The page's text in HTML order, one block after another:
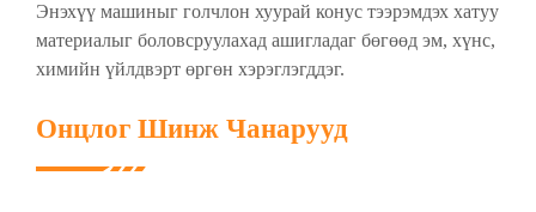
Энэхүү машиныг голчлон хуурай конус тээрэмдэх хатуу
материалыг боловсруулахад ашигладаг бөгөөд эм, хүнс,
химийн үйлдвэрт өргөн хэрэглэгддэг.
Онцлог Шинж Чанарууд